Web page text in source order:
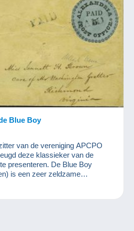
Blue Boy
van de vereniging APCPO
deze klassieker van de
presenteren. De Blue Boy
is een zeer zeldzame
uitgegeven door het
Alexandrië in Virginia in de